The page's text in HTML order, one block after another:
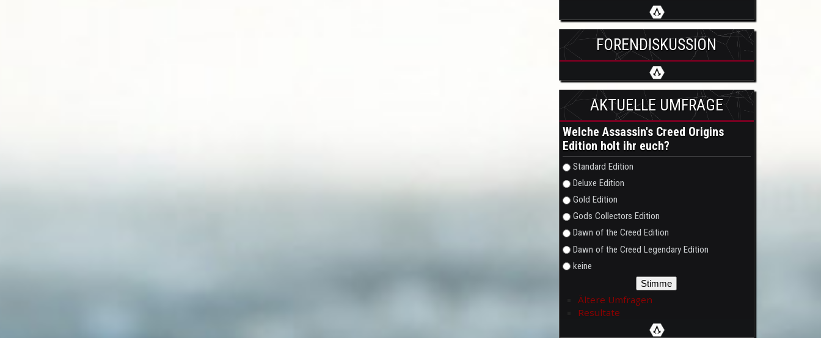
FORENDISKUSSION
AKTUELLE UMFRAGE
Welche Assassin's Creed Origins
Edition holt ihr euch?
Auswahlmöglichkeiten
Standard Edition
Deluxe Edition
Gold Edition
Gods Collectors Edition
Dawn of the Creed Edition
Dawn of the Creed Legendary Edition
keine
Ältere Umfragen
Resultate